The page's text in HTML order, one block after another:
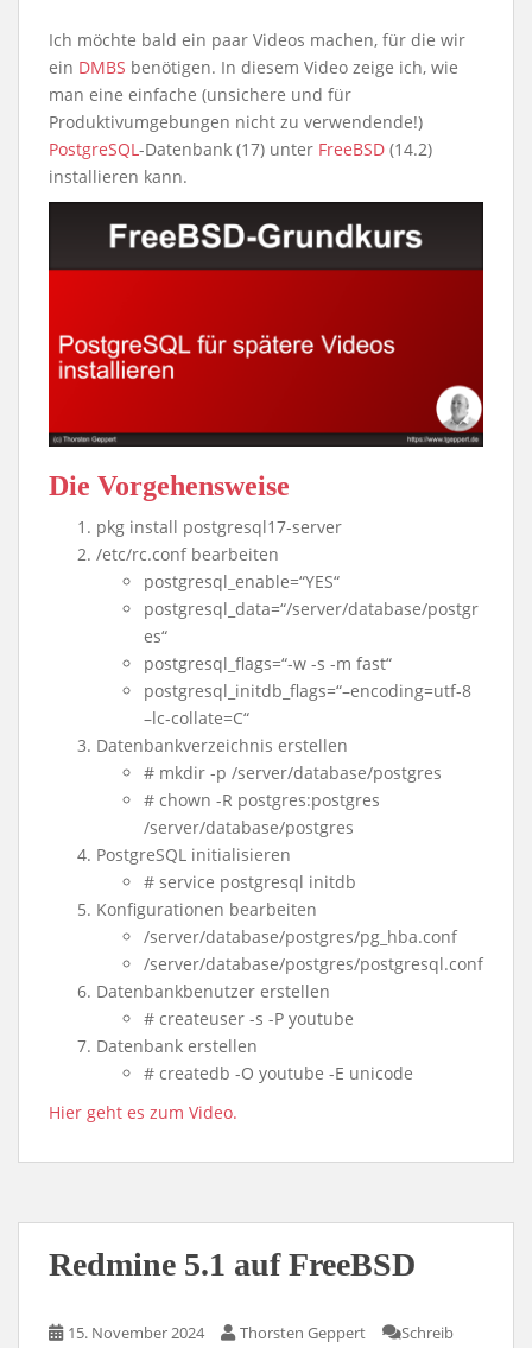
Ich möchte bald ein paar Videos machen, für die wir
ein DMBS benötigen. In diesem Video zeige ich, wie
man eine einfache (unsichere und für
Produktivumgebungen nicht zu verwendende!)
PostgreSQL-Datenbank (17) unter FreeBSD (14.2)
installieren kann.
Die Vorgehensweise
pkg install postgresql17-server
/etc/rc.conf bearbeiten
postgresql_enable=“YES“
postgresql_data=“/server/database/postgr
es“
postgresql_flags=“-w -s -m fast“
postgresql_initdb_flags=“–encoding=utf-8
–lc-collate=C“
Datenbankverzeichnis erstellen
# mkdir -p /server/database/postgres
# chown -R postgres:postgres
/server/database/postgres
PostgreSQL initialisieren
# service postgresql initdb
Konfigurationen bearbeiten
/server/database/postgres/pg_hba.conf
/server/database/postgres/postgresql.conf
Datenbankbenutzer erstellen
# createuser -s -P youtube
Datenbank erstellen
# createdb -O youtube -E unicode
Hier geht es zum Video.
Redmine 5.1 auf FreeBSD
15. November 2024 Thorsten Geppert
Schreib